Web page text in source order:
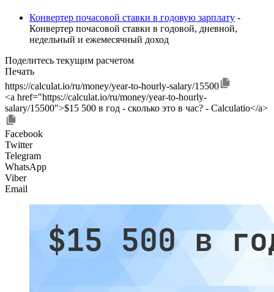
Конвертер почасовой ставки в годовую зарплату -
Конвертер почасовой ставки в годовой, дневной,
недельный и ежемесячный доход
Поделитесь текущим расчетом
Печать
https://calculat.io/ru/money/year-to-hourly-salary/15500
<a href="https://calculat.io/ru/money/year-to-hourly-
salary/15500">$15 500 в год - сколько это в час? - Calculatio</a>
Facebook
Twitter
Telegram
WhatsApp
Viber
Email